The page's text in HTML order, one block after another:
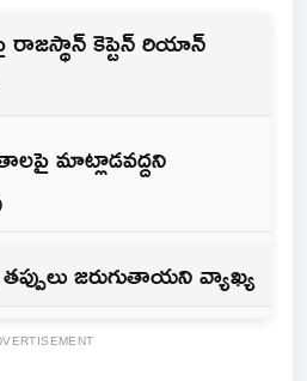
రాజస్థాన్ కెప్టెన్ రియాన్
మాట్లాడవద్దని
జరుగుతాయని వ్యాఖ్య